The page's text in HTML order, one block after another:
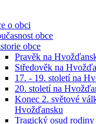
o obci
obce
obce
Pravěk na
Středověk na
17. - 19. století na
20. století na
Konec 2. světové
Hvožďansku
Tragický osud rodiny